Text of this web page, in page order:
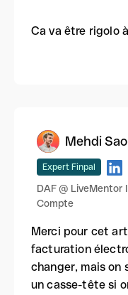
Ca va être rigolo
Mehdi
Expert Finpal
DAF @ LiveMentor
Compte
Merci pour cet
facturation
changer, mais on
un casse-tête si